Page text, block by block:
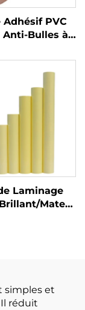
PVC
Anti-Bulles à
de Moto,
ou Quad
Laminage
Mate
simples et
réduit